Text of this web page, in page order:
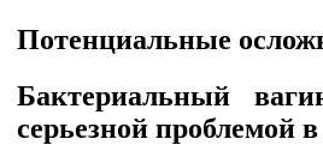
Потенциальные
Бактериальный
серьезной проблемой